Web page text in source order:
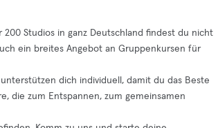
Studios in ganz Deutschland findest du nicht
ein breites Angebot an Gruppenkursen für
dich individuell, damit du das Beste
die zum Entspannen, zum gemeinsamen